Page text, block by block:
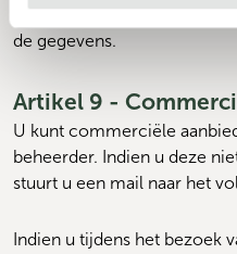
informatie aangeven op
de gegevens.
Artikel 9 -
U kunt commerciële
beheerder. Indien u deze
stuurt u een mail naar het
Indien u tijdens het bezoek